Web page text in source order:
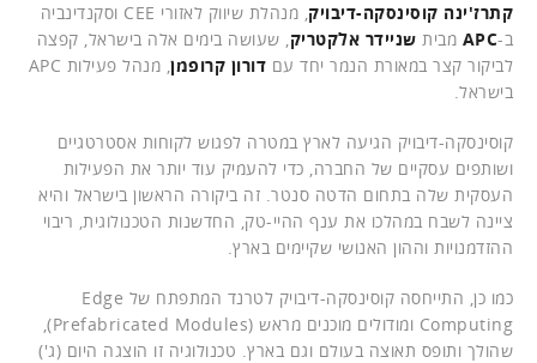
קתרז'ינה קוסינסקה-דיבויק
, מנהלת שיווק לאזורי CEE וסקנדינביה
ב-APC מבית שניידר אלקטריק, שעושה בימים אלה בישראל, קפצה
לביקור קצר במאורת הנמר יחד עם דורון קרופמן
, מנהל פעילות APC
בישראל.
קוסינסקה-דיבויק הגיעה לארץ במטרה לפגוש לקוחות אסטרטגיים
ושותפים עסקיים של החברה, כדי להעמיק עוד יותר את הפעילות
העסקית שלה בתחום הדטה סנטר. זה ביקורה הראשון בישראל והיא
ציינה לשבח במהלכו את ענף ההיי-טק, החדשנות הטכנולוגית, ריבוי
ההזדמנויות וההון האנושי שקיימים בארץ.
כמו כן, התייחסה קוסינסקה-דיבויק לטרנד המתפתח של Edge
Computing ומודולים מוכנים מראש (Prefabricated Modules),
שהולך ותופס תאוצה בעולם וגם בארץ. טכנולוגיה זו הוצגה היום (ג')